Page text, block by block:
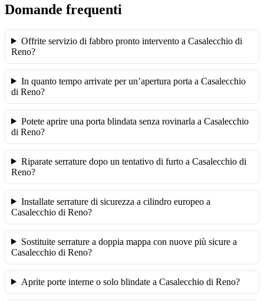
Domande frequenti
Offrite servizio di fabbro pronto intervento a Casalecchio di
Reno?
In quanto tempo arrivate per un’apertura porta a Casalecchio
di Reno?
Potete aprire una porta blindata senza rovinarla a Casalecchio
di Reno?
Riparate serrature dopo un tentativo di furto a Casalecchio di
Reno?
Installate serrature di sicurezza a cilindro europeo a
Casalecchio di Reno?
Sostituite serrature a doppia mappa con nuove più sicure a
Casalecchio di Reno?
Aprite porte interne o solo blindate a Casalecchio di Reno?